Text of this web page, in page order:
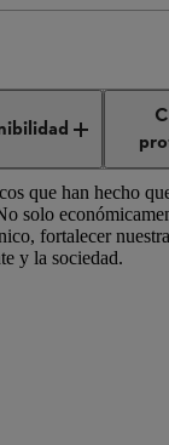
que han hecho
solo
fortalecer
y la sociedad.